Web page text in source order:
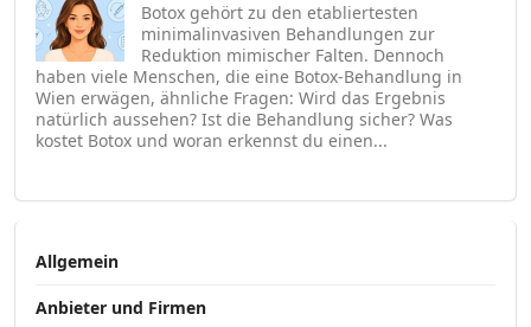
Botox gehört zu den etabliertesten
minimalinvasiven Behandlungen zur
Reduktion mimischer Falten. Dennoch
haben viele Menschen, die eine Botox-Behandlung in
Wien erwägen, ähnliche Fragen: Wird das Ergebnis
natürlich aussehen? Ist die Behandlung sicher? Was
kostet Botox und woran erkennst du einen...
Allgemein
Anbieter und Firmen